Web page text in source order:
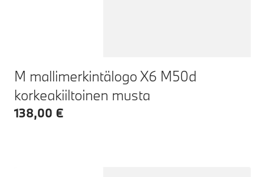
M mallimerkintälogo X6 M50d
korkeakiiltoinen musta
138,00 €